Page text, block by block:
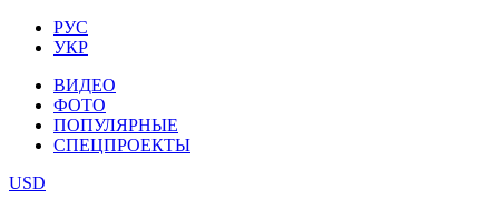
РУС
УКР
ВИДЕО
ФОТО
ПОПУЛЯРНЫЕ
СПЕЦПРОЕКТЫ
USD